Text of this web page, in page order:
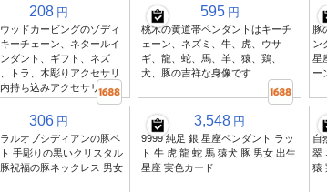
208 円
ッドカービングのゾディ
ーチェーン、ネタールイ
ダント、ギフト、ネズ
トラ、木彫りアクセサリ
持ち込みアクセサリー
595 円
桃木の黄道帯ペンダントはキーチ
ェーン、ネズミ、牛、虎、ウサ
ギ、龍、蛇、馬、羊、猿、鶏、
犬、豚の吉祥な身像です
豚
ン
星
ー
306 円
ルオブシディアンの豚ペ
手彫りの黒いクリスタル
祝福の豚ネックレス 男女
3,548 円
9999 純足 銀 星座ペンダント ラッ
ト 牛 虎 龍 蛇 馬 猿犬 豚 男女 出生
星座 実色カード
自
翠
猿